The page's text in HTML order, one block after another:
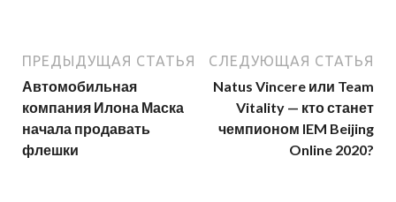
ПРЕДЫДУЩАЯ СТАТЬЯ
Автомобильная
компания Илона Маска
начала продавать
флешки
СЛЕДУЮЩАЯ СТАТЬЯ
Natus Vincere или Team
Vitality — кто станет
чемпионом IEM Beijing
Online 2020?